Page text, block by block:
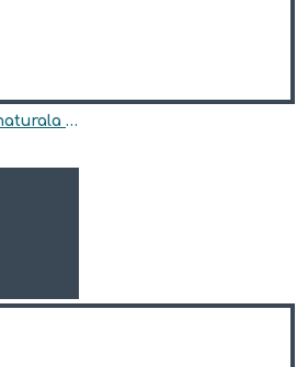
Balerini din piele naturala model NATASHA